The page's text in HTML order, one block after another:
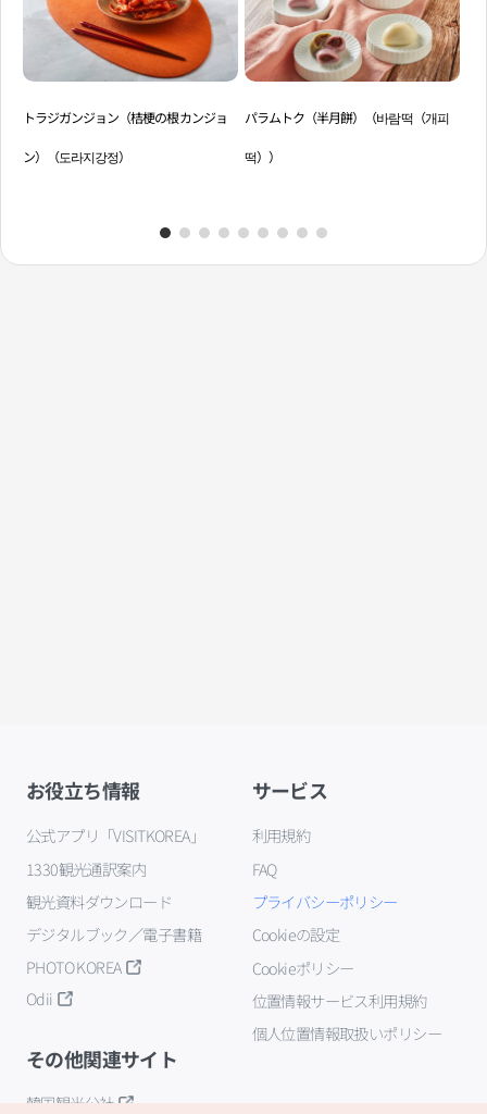
トラジガンジョン（桔梗の根カンジョ
ン）（도라지강정）
パラムトク（半月餅）（바람떡（개피
떡））
お役立ち情報
公式アプリ「VISITKOREA」
1330観光通訳案内
観光資料ダウンロード
デジタルブック／電子書籍
PHOTO KOREA
Odii
サービス
利用規約
FAQ
プライバシーポリシー
Cookieの設定
Cookieポリシー
位置情報サービス利用規約
個人位置情報取扱いポリシー
その他関連サイト
韓国観光公社